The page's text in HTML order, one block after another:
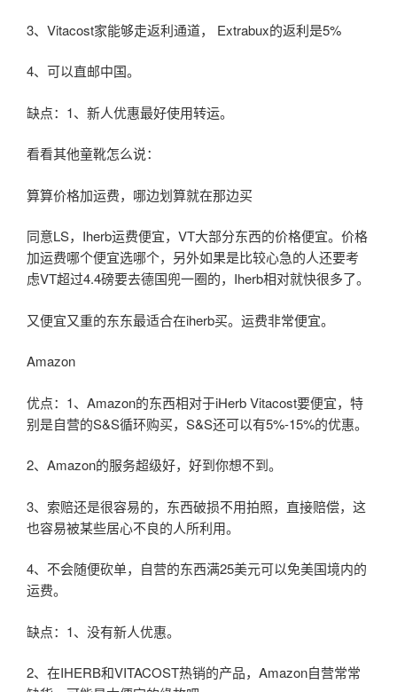
3、Vitacost家能够走返利通道， Extrabux的返利是5%
4、可以直邮中国。
缺点：1、新人优惠最好使用转运。
看看其他童靴怎么说：
算算价格加运费，哪边划算就在那边买
同意LS，Iherb运费便宜，VT大部分东西的价格便宜。价格
加运费哪个便宜选哪个，另外如果是比较心急的人还要考
虑VT超过4.4磅要去德国兜一圈的，Iherb相对就快很多了。
又便宜又重的东东最适合在iherb买。运费非常便宜。
Amazon
优点：1、Amazon的东西相对于iHerb Vitacost要便宜，特
别是自营的S&S循环购买，S&S还可以有5%-15%的优惠。
2、Amazon的服务超级好，好到你想不到。
3、索赔还是很容易的，东西破损不用拍照，直接赔偿，这
也容易被某些居心不良的人所利用。
4、不会随便砍单，自营的东西满25美元可以免美国境内的
运费。
缺点：1、没有新人优惠。
2、在IHERB和VITACOST热销的产品，Amazon自营常常